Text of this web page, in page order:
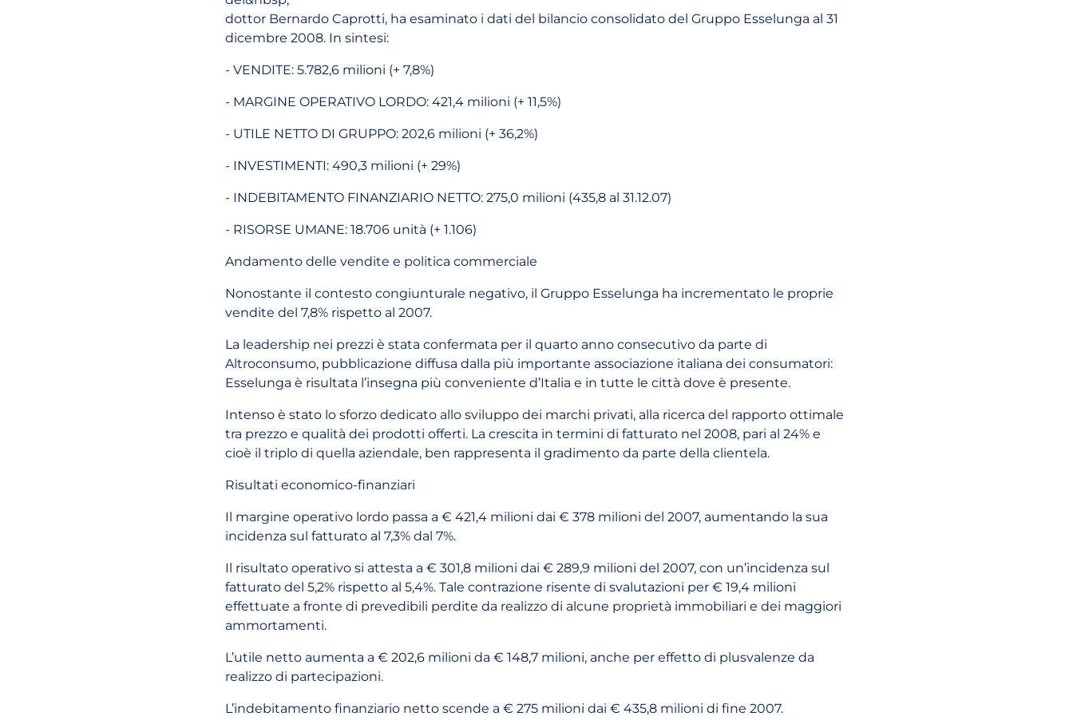
dottor Bernardo Caprotti, ha esaminato i dati del bilancio consolidato del Gruppo Esselunga al 31
dicembre 2008. In sintesi:
- VENDITE: 5.782,6 milioni (+ 7,8%)
- MARGINE OPERATIVO LORDO: 421,4 milioni (+ 11,5%)
- UTILE NETTO DI GRUPPO: 202,6 milioni (+ 36,2%)
- INVESTIMENTI: 490,3 milioni (+ 29%)
- INDEBITAMENTO FINANZIARIO NETTO: 275,0 milioni (435,8 al 31.12.07)
- RISORSE UMANE: 18.706 unità (+ 1.106)
Andamento delle vendite e politica commerciale
Nonostante il contesto congiunturale negativo, il Gruppo Esselunga ha incrementato le proprie
vendite del 7,8% rispetto al 2007.
La leadership nei prezzi è stata confermata per il quarto anno consecutivo da parte di
Altroconsumo, pubblicazione diffusa dalla più importante associazione italiana dei consumatori:
Esselunga è risultata l’insegna più conveniente d’Italia e in tutte le città dove è presente.
Intenso è stato lo sforzo dedicato allo sviluppo dei marchi privati, alla ricerca del rapporto ottimale
tra prezzo e qualità dei prodotti offerti. La crescita in termini di fatturato nel 2008, pari al 24% e
cioè il triplo di quella aziendale, ben rappresenta il gradimento da parte della clientela.
Risultati economico-finanziari
Il margine operativo lordo passa a € 421,4 milioni dai € 378 milioni del 2007, aumentando la sua
incidenza sul fatturato al 7,3% dal 7%.
Il risultato operativo si attesta a € 301,8 milioni dai € 289,9 milioni del 2007, con un’incidenza sul
fatturato del 5,2% rispetto al 5,4%. Tale contrazione risente di svalutazioni per € 19,4 milioni
effettuate a fronte di prevedibili perdite da realizzo di alcune proprietà immobiliari e dei maggiori
ammortamenti.
L’utile netto aumenta a € 202,6 milioni da € 148,7 milioni, anche per effetto di plusvalenze da
realizzo di partecipazioni.
L’indebitamento finanziario netto scende a € 275 milioni dai € 435,8 milioni di fine 2007.